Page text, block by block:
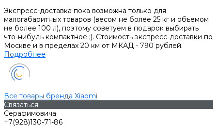
Экспресс-доставка пока возможна только для
малогабаритных товаров (весом не более 25 кг и объемом
не более 100 л), поэтому советуем в подарок выбирать
что-нибудь компактное ;). Стоимость экспресс-доставки по
Москве и в пределах 20 км от МКАД - 790 рублей.
Подробнее
Все товары бренда Xiaomi
Связаться
Серафимовича
+7(928)130-71-86